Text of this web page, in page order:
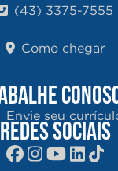
(43) 3375-7555
Como chegar
Envie seu
REDES SOCIAIS